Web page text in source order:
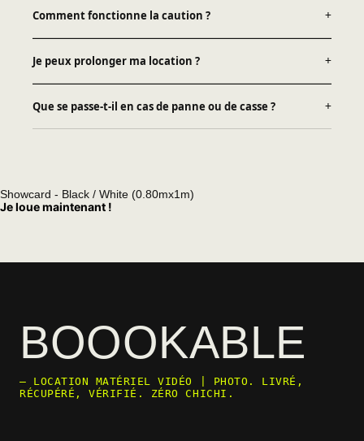
Comment fonctionne la caution ? +
Je peux prolonger ma location ? +
Que se passe-t-il en cas de panne ou de casse ? +
Showcard - Black / White (0.80mx1m)
Je loue maintenant !
BOOOKABLE
— LOCATION MATÉRIEL VIDÉO | PHOTO. LIVRÉ,
RÉCUPÉRÉ, VÉRIFIÉ. ZÉRO CHICHI.